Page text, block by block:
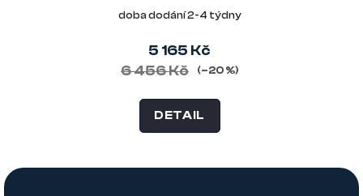
černá
doba dodání 2-4 týdny
5 165 Kč
6 456 Kč
(–20 %)
DETAIL
Z